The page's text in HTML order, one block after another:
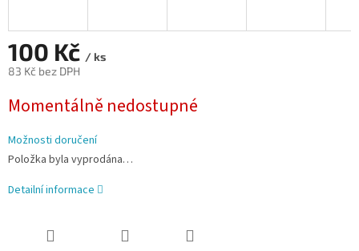
100 Kč / ks
83 Kč bez DPH
cena:
Momentálně nedostupné
Možnosti doručení
Položka byla vyprodána…
Detailní informace